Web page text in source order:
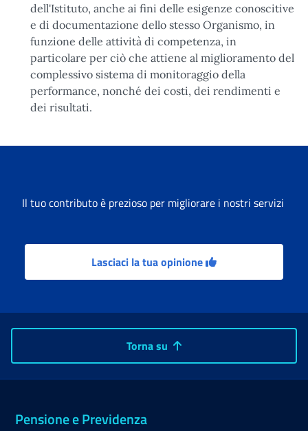
dell'Istituto, anche ai fini delle esigenze conoscitive
e di documentazione dello stesso Organismo, in
funzione delle attività di competenza, in
particolare per ciò che attiene al miglioramento del
complessivo sistema di monitoraggio della
performance, nonché dei costi, dei rendimenti e
dei risultati.
Il tuo contributo è prezioso per migliorare i nostri servizi
Lasciaci la tua opinione
Torna su
Pensione e Previdenza